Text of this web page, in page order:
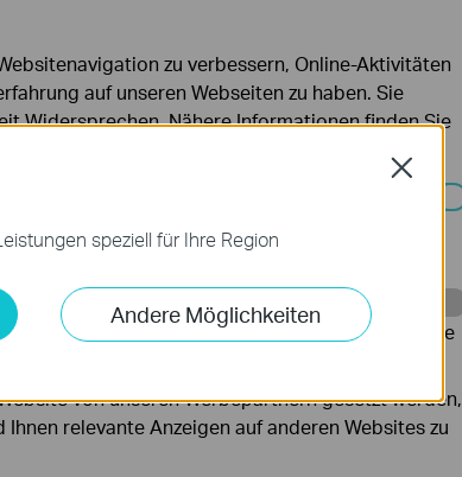
> Omada > WiFi > GPON
Omada > Router > Wired Gateways
Omada > Router > WiFi Gateways
Omada > Router > 4G/5G WiFi Gateways
> Omada > Router > Integrated Gateways
speziell für Ihre Region
Andere Möglichkeiten
Close
zu verbessern, Online-Aktivitäten
auf unseren Webseiten zu haben. Sie
Widersprechen. Nähere Informationen finden Sie
und können in Ihren Systemen nicht
auf unserer Website zu analysieren, um die
und anzupassen.
von unseren Werbepartnern gesetzt werden,
relevante Anzeigen auf anderen Websites zu